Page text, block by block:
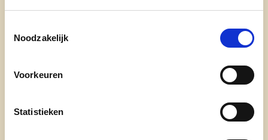
Noodzakelijk
Voorkeuren
Statistieken
doe mee